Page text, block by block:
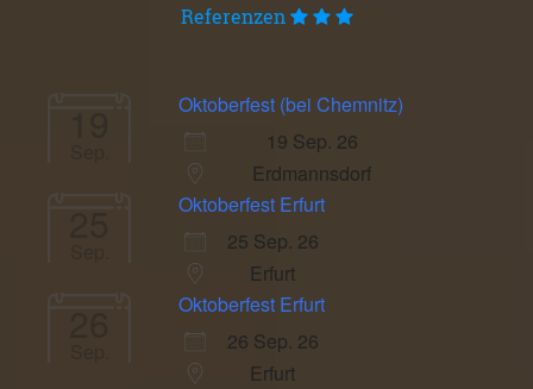
Referenzen
19
Oktoberfest (bei Chemnitz)
19 Sep. 26
Erdmannsdorf
25
Oktoberfest Erfurt
25 Sep. 26
Erfurt
26
Oktoberfest Erfurt
26 Sep. 26
Erfurt